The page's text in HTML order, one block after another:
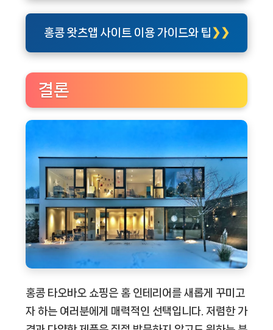
홍콩 왓츠앱 사이트 이용 가이드와 팁
결론
홍콩 타오바오 쇼핑은 홈 인테리어를 새롭게 꾸미고
자 하는 여러분에게 매력적인 선택입니다. 저렴한 가